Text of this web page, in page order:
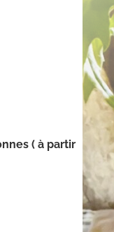
( à partir